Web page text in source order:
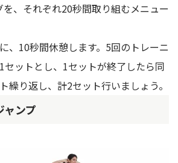
、それぞれ20秒間取り組むメニュー
、10秒間休憩します。5回のトレーニ
セットとし、1セットが終了したら同
繰り返し、計2セット行いましょう。
ンプ